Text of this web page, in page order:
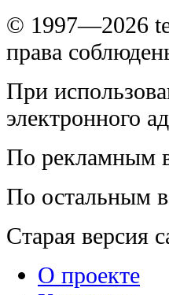
© 1997—2026
права
При
электронного
По рекламным
По остальным
Старая версия
О проекте